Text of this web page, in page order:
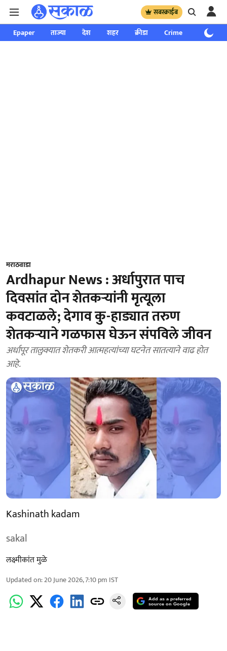
सबस्क्राईब
Epaper ताज्या देश शहर क्रीडा Crime साप्ताहिक
मराठवाडा
Ardhapur News : अर्धापुरात पाच
दिवसांत दोन शेतकऱ्यांनी मृत्यूला
कवटाळले; देगाव कु-हाड्यात तरुण
शेतकऱ्याने गळफास घेऊन संपविले जीवन
अर्धापूर तालुक्यात शेतकरी आत्महत्यांच्या घटनेत सातत्याने वाढ होत
आहे.
Kashinath kadam
sakal
लक्ष्मीकांत मुळे
Updated on:20 June 2026, 7:10 pm IST
Add as a preferred
source on Google